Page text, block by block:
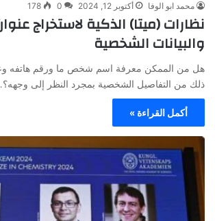
محمد ابو الوفا أكتوبر 12, 2024 0
178
نظارات (ميتا) الذكية لاستخراج
والبيانات الشخصية
هل من الممكن معرفة اسم شخص ما ورقم هاتفه
ذلك من التفاصيل الشخصية بمجرد النظر إلى
أكمل القراءة »